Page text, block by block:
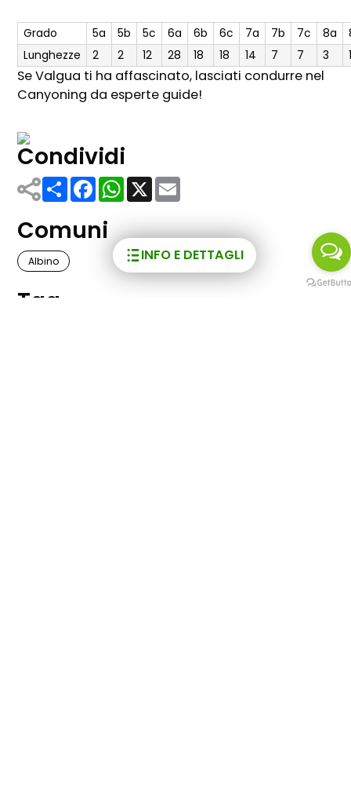
INFO E DETTAGLI
Grado 5a 5b 5c 6a 6b 6c 7a 7b 7c 8a
Lunghezze
2 2 12 28 18 18 14 7 7 3
Se Valgua ti ha affascinato, lasciati condurre nel
Canyoning da esperte guide!
Condividi
ShareFacebook
WhatsApp
X
Comuni
Albino
Tag